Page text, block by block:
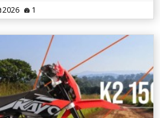
2026 1